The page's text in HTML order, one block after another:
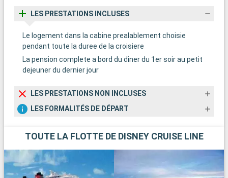
LES PRESTATIONS INCLUSES
Le logement dans la cabine prealablement choisie
pendant toute la duree de la croisiere
La pension complete a bord du diner du 1er soir au petit
dejeuner du dernier jour
LES PRESTATIONS NON INCLUSES
LES FORMALITÉS DE DÉPART
TOUTE LA FLOTTE DE DISNEY CRUISE LINE